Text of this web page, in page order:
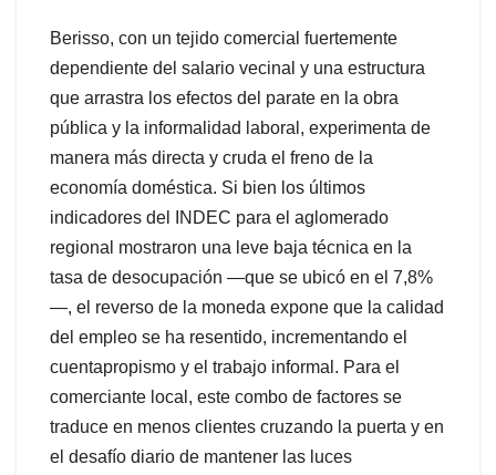
Berisso, con un tejido comercial fuertemente
dependiente del salario vecinal y una estructura
que arrastra los efectos del parate en la obra
pública y la informalidad laboral, experimenta de
manera más directa y cruda el freno de la
economía doméstica. Si bien los últimos
indicadores del INDEC para el aglomerado
regional mostraron una leve baja técnica en la
tasa de desocupación —que se ubicó en el 7,8%
—, el reverso de la moneda expone que la calidad
del empleo se ha resentido, incrementando el
cuentapropismo y el trabajo informal. Para el
comerciante local, este combo de factores se
traduce en menos clientes cruzando la puerta y en
el desafío diario de mantener las luces